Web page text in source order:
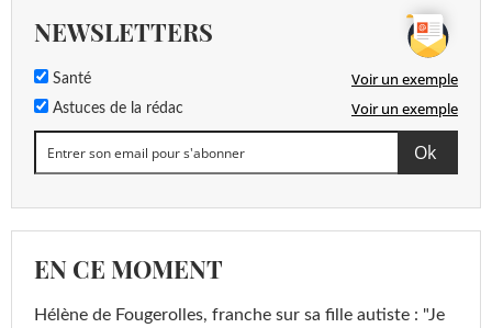
NEWSLETTERS
Santé Voir un exemple
Astuces de la rédac Voir un exemple
EN CE MOMENT
Hélène de Fougerolles, franche sur sa fille autiste : "Je